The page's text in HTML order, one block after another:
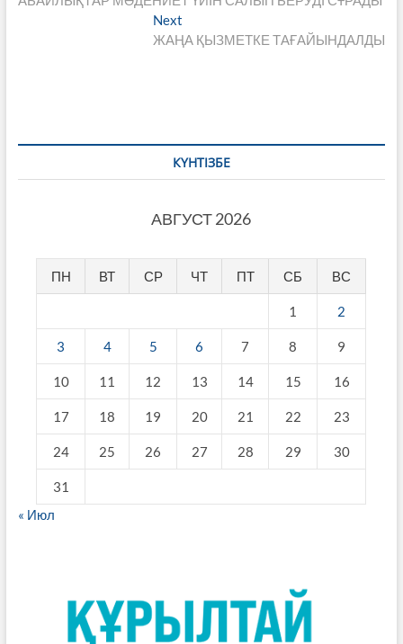
по
Next
post:
ЖАҢА ҚЫЗМЕТКЕ ТАҒАЙЫНДАЛДЫ
КҮНТІЗБЕ
АВГУСТ 2026
ПН ВТ СР ЧТ ПТ СБ ВС
1 2
3 4 5 6 7 8 9
10 11 12 13 14 15 16
17 18 19 20 21 22 23
24 25 26 27 28 29 30
31
« Июл